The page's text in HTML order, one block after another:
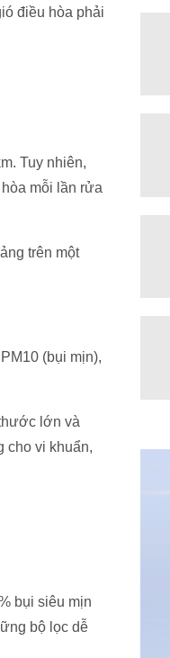
điều hòa phải
Tuy nhiên,
mỗi lần rửa
trên một
(bụi mịn),
lớn và
cho vi khuẩn,
bụi siêu mịn
bộ lọc dễ